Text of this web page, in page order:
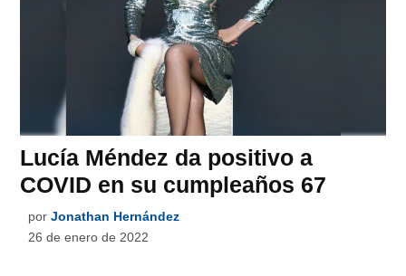
Lucía Méndez da positivo a
COVID en su cumpleaños 67
por Jonathan Hernández
26 de enero de 2022